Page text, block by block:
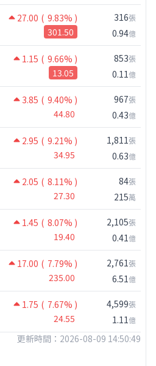
27.00 ( 9.83% )
301.50
316張
0.94億
1.15 ( 9.66% )
13.05
853張
0.11億
3.85 ( 9.40% )
44.80
967張
0.43億
2.95 ( 9.21% )
34.95
1,811張
0.63億
2.05 ( 8.11% )
27.30
84張
215萬
1.45 ( 8.07% )
19.40
2,105張
0.41億
17.00 ( 7.79% )
235.00
2,761張
6.51億
1.75 ( 7.67% )
24.55
4,599張
1.11億
更新時間：2026-08-09 14:50:49